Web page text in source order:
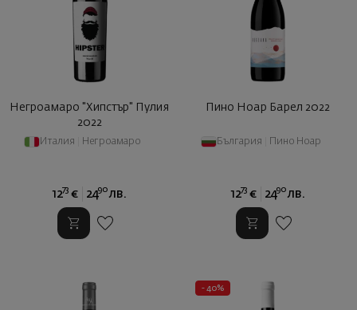
Негроамаро "Хипстър" Пулия
2022
Италия Негроамаро
1273 € 2490 лв.
Пино Ноар Барел 2022
България Пино Ноар
1273 € 2490 лв.
- 40%